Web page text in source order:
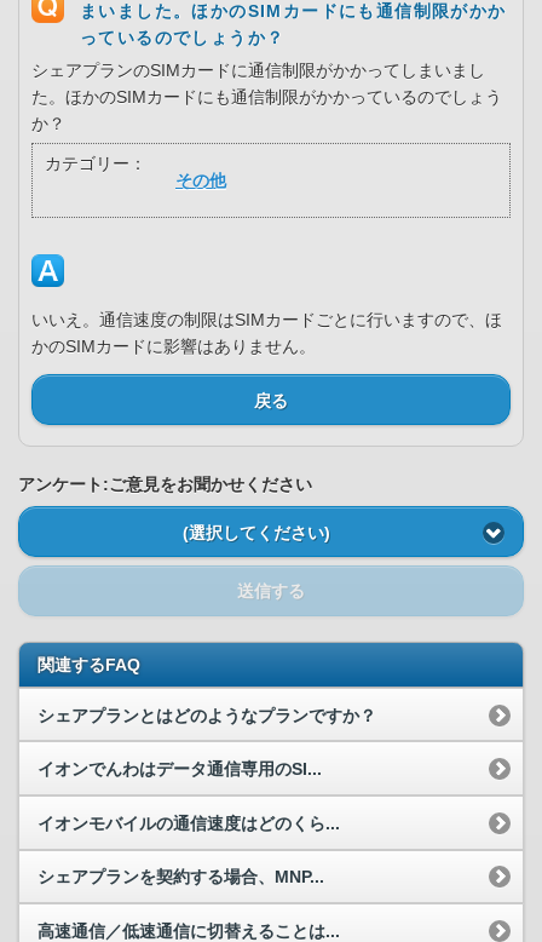
まいました。ほかのSIMカードにも通信制限がかか
っているのでしょうか？
シェアプランのSIMカードに通信制限がかかってしまいまし
た。ほかのSIMカードにも通信制限がかかっているのでしょう
か？
カテゴリー：
その他
いいえ。通信速度の制限はSIMカードごとに行いますので、ほ
かのSIMカードに影響はありません。
戻る
アンケート:ご意見をお聞かせください
(選択してください)
送信する
関連するFAQ
シェアプランとはどのようなプランですか？
イオンでんわはデータ通信専用のSI...
イオンモバイルの通信速度はどのくら...
シェアプランを契約する場合、MNP...
高速通信／低速通信に切替えることは...